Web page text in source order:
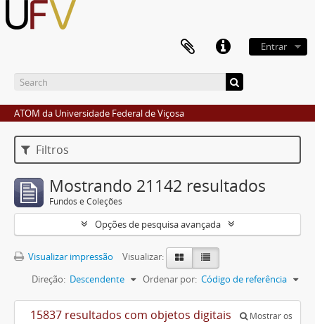
Entrar
ATOM da Universidade Federal de Viçosa
Filtros
Mostrando 21142 resultados
Fundos e Coleções
Opções de pesquisa avançada
Visualizar impressão
Visualizar:
Ordenar por: Código de referência
Direção: Descendente
15837 resultados com objetos digitais
Mostrar os